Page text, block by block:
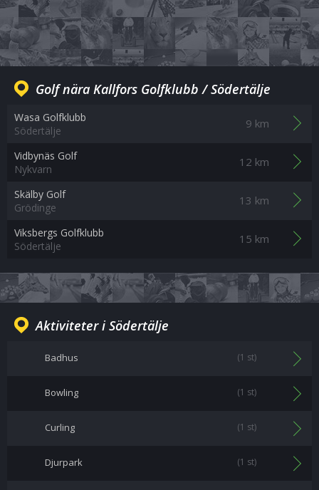
Golf nära Kallfors Golfklubb / Södertälje
Wasa Golfklubb
Södertälje
9 km
Vidbynäs Golf
Nykvarn
12 km
Skälby Golf
Grödinge
13 km
Viksbergs Golfklubb
Södertälje
15 km
Aktiviteter i Södertälje
Badhus (1 st)
Bowling (1 st)
Curling (1 st)
Djurpark (1 st)